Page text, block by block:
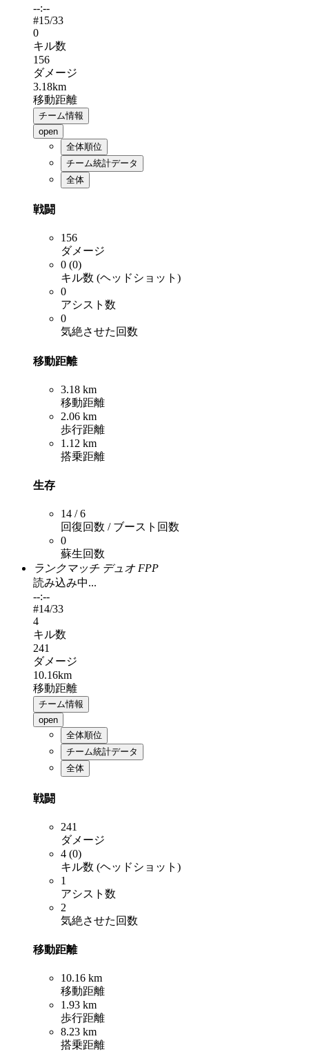
--:--
#15/33
0
キル数
156
ダメージ
3.18km
移動距離
チーム情報
open
全体順位
チーム統計データ
全体
戦闘
156
ダメージ
0 (0)
キル数 (ヘッドショット)
0
アシスト数
0
気絶させた回数
移動距離
3.18 km
移動距離
2.06 km
歩行距離
1.12 km
搭乗距離
生存
14 / 6
回復回数 / ブースト回数
0
蘇生回数
ランクマッチ デュオ FPP
読み込み中...
--:--
#14/33
4
キル数
241
ダメージ
10.16km
移動距離
チーム情報
open
全体順位
チーム統計データ
全体
戦闘
241
ダメージ
4 (0)
キル数 (ヘッドショット)
1
アシスト数
2
気絶させた回数
移動距離
10.16 km
移動距離
1.93 km
歩行距離
8.23 km
搭乗距離